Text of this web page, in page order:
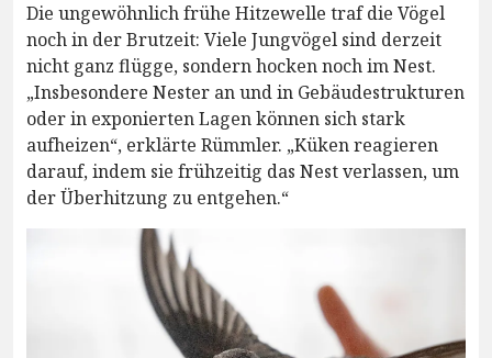
Die ungewöhnlich frühe Hitzewelle traf die Vögel
noch in der Brutzeit: Viele Jungvögel sind derzeit
nicht ganz flügge, sondern hocken noch im Nest.
„Insbesondere Nester an und in Gebäudestrukturen
oder in exponierten Lagen können sich stark
aufheizen“, erklärte Rümmler. „Küken reagieren
darauf, indem sie frühzeitig das Nest verlassen, um
der Überhitzung zu entgehen.“